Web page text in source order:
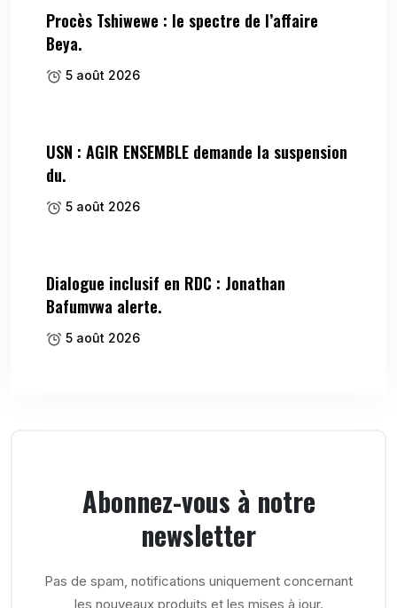
Procès Tshiwewe : le spectre de l’affaire
Beya.
5 août 2026
USN : AGIR ENSEMBLE demande la suspension
du.
5 août 2026
Dialogue inclusif en RDC : Jonathan
Bafumvwa alerte.
5 août 2026
Abonnez-vous à notre
newsletter
Pas de spam, notifications uniquement concernant
les nouveaux produits et les mises à jour.